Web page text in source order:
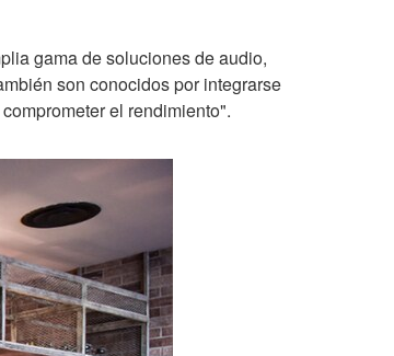
gama de soluciones de audio,
son conocidos por integrarse
el rendimiento".